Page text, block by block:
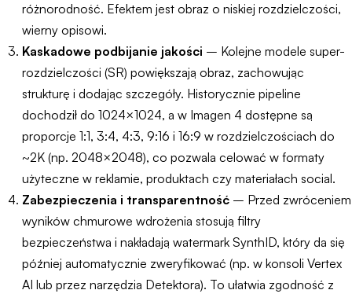
różnorodność. Efektem jest obraz o niskiej rozdzielczości,
wierny opisowi.
Kaskadowe podbijanie jakości – Kolejne modele super-
rozdzielczości (SR) powiększają obraz, zachowując
strukturę i dodając szczegóły. Historycznie pipeline
dochodził do 1024×1024, a w Imagen 4 dostępne są
proporcje 1:1, 3:4, 4:3, 9:16 i 16:9 w rozdzielczościach do
~2K (np. 2048×2048), co pozwala celować w formaty
użyteczne w reklamie, produktach czy materiałach social.
Zabezpieczenia i transparentność – Przed zwróceniem
wyników chmurowe wdrożenia stosują filtry
bezpieczeństwa i nakładają watermark SynthID, który da się
później automatycznie zweryfikować (np. w konsoli Vertex
AI lub przez narzędzia Detektora). To ułatwia zgodność z